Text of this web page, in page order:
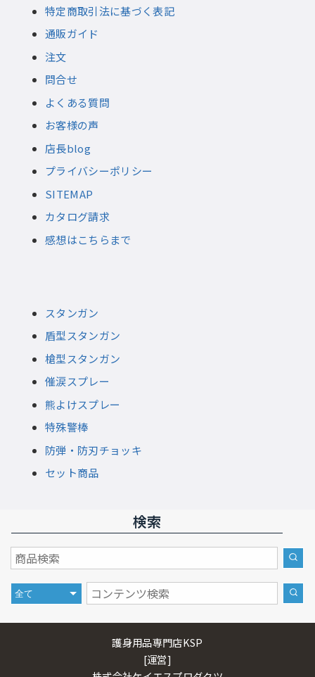
特定商取引法に基づく表記
通販ガイド
注文
問合せ
よくある質問
お客様の声
店長blog
プライバシーポリシー
SITEMAP
カタログ請求
感想はこちらまで
スタンガン
盾型スタンガン
槍型スタンガン
催涙スプレー
熊よけスプレー
特殊警棒
防弾・防刃チョッキ
セット商品
検索
護身用品専門店KSP
[運営]